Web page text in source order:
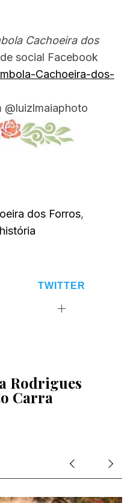
Cachoeira dos
social Facebook
Cachoeira-dos-
@luizlmaiaphoto
dos Forros,
história
TWITTER
Rodrigues
Carra